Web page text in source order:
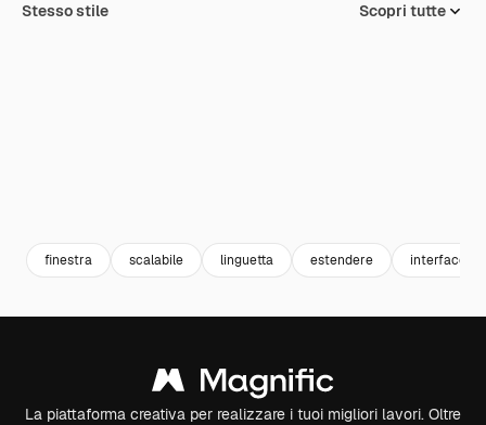
Stesso stile Scopri tutte
finestra scalabile linguetta estendere interfaccia
La piattaforma creativa per realizzare i tuoi migliori lavori. Oltre